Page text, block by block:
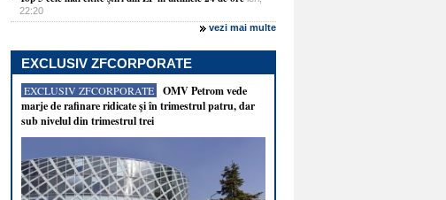
22:20
vezi mai multe
EXCLUSIV ZFCORPORATE
EXCLUSIV ZFCORPORATE
OMV Petrom vede
marje de rafinare ridicate şi în trimestrul patru, dar
sub nivelul din trimestrul trei